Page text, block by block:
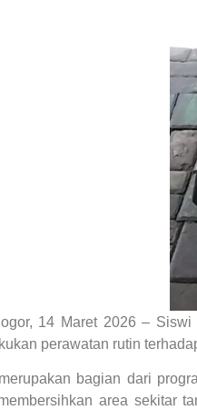
14 Maret 2026 –
perawatan rutin
bagian dari
area sekitar